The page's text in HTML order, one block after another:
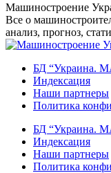
Перейти
к
содержанию
Машиностроение
Все о
анализ, прогноз,
БД
Индекcация
Наши партнеры
Политика
БД
Индекcация
Наши партнеры
Политика